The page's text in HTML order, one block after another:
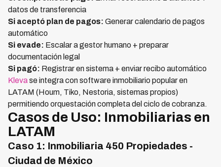
datos de transferencia
Si aceptó plan de pagos: Generar calendario de pagos
automático
Si evade: Escalar a gestor humano + preparar
documentación legal
Si pagó: Registrar en sistema + enviar recibo automático
Klevase integra con software inmobiliario popular en
LATAM (Houm, Tiko, Nestoria, sistemas propios)
permitiendo orquestación completa del ciclo de cobranza.
Casos de Uso: Inmobiliarias en
LATAM
Caso 1: Inmobiliaria 450 Propiedades -
Ciudad de México